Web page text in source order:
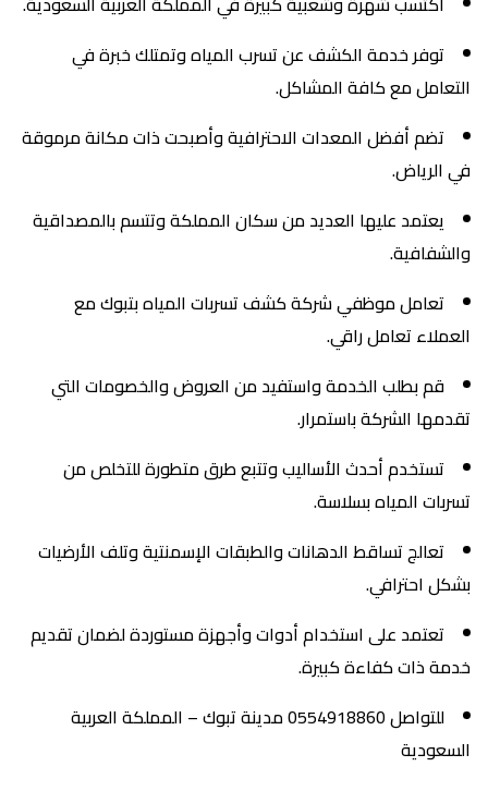
توفر خدمة الكشف عن تسرب المياه وتمتلك خبرة في
التعامل مع كافة المشاكل.
تضم أفضل المعدات الاحترافية وأصبحت ذات مكانة مرموقة
في الرياض.
يعتمد عليها العديد من سكان المملكة وتتسم بالمصداقية
والشفافية.
تعامل موظفي شركة كشف تسربات المياه بتبوك مع
العملاء تعامل راقي.
قم بطلب الخدمة واستفيد من العروض والخصومات التي
تقدمها الشركة باستمرار.
تستخدم أحدث الأساليب وتتبع طرق متطورة للتخلص من
تسربات المياه بسلاسة.
تعالج تساقط الدهانات والطبقات الإسمنتية وتلف الأرضيات
بشكل احترافي.
تعتمد على استخدام أدوات وأجهزة مستوردة لضمان تقديم
خدمة ذات كفاءة كبيرة.
للتواصل 0554918860 مدينة تبوك – المملكة العربية
السعودية